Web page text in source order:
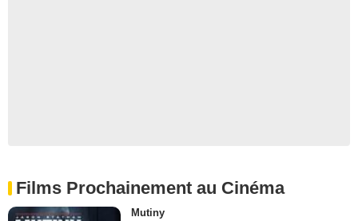
Films Prochainement au Cinéma
Mutiny